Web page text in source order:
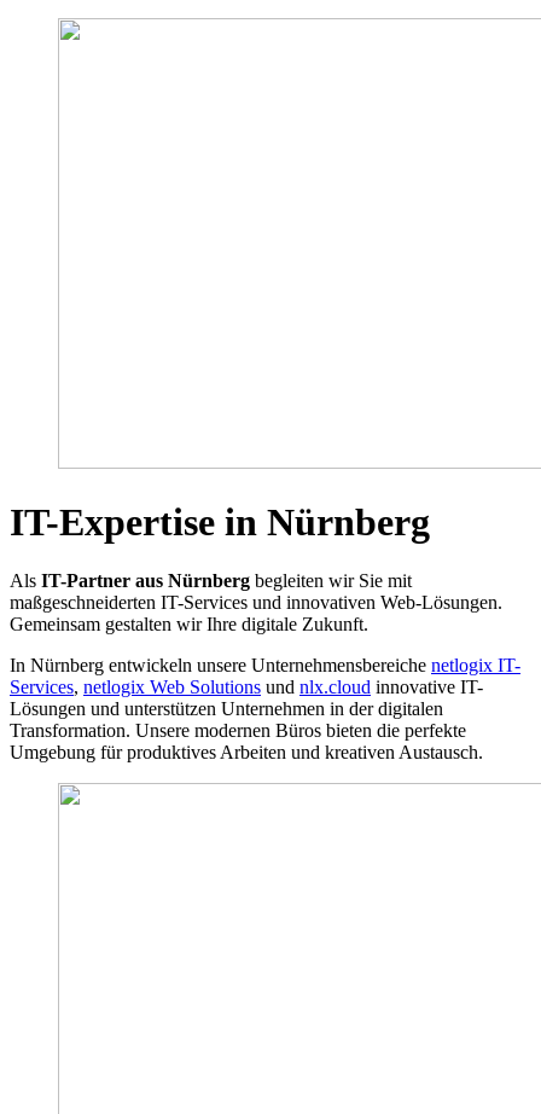
IT-Expertise in Nürnberg
Als IT-Partner aus Nürnberg begleiten wir Sie mit
maßgeschneiderten IT-Services und innovativen Web-Lösungen.
Gemeinsam gestalten wir Ihre digitale Zukunft.
In Nürnberg entwickeln unsere Unternehmensbereiche netlogix IT-
Services, netlogix Web Solutions und nlx.cloud innovative IT-
Lösungen und unterstützen Unternehmen in der digitalen
Transformation. Unsere modernen Büros bieten die perfekte
Umgebung für produktives Arbeiten und kreativen Austausch.